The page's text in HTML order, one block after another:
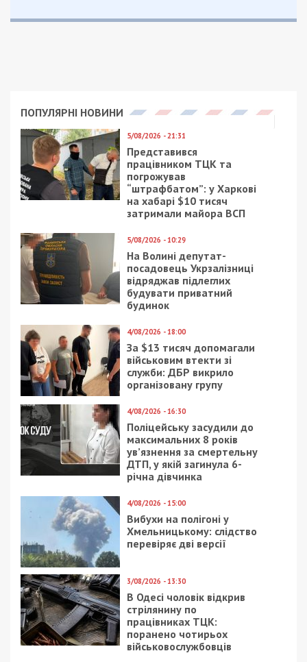
ПОПУЛЯРНІ НОВИНИ
5/08/2026 - 21:31
Представився
працівником ТЦК та
погрожував
“штрафбатом”: у Харкові
на хабарі $10 тисяч
затримали майора ВСП
5/08/2026 - 10:29
На Волині депутат-
посадовець Укрзалізниці
відряджав підлеглих
будувати приватний
будинок
4/08/2026 - 18:00
За $13 тисяч допомагали
військовим втекти зі
служби: ДБР викрило
організовану групу
4/08/2026 - 16:30
Поліцейську засудили до
максимальних 8 років
ув’язнення за смертельну
ДТП, у якій загинула 6-
річна дівчинка
4/08/2026 - 15:00
Вибухи на полігоні у
Хмельницькому: слідство
перевіряє дві версії
3/08/2026 - 13:30
В Одесі чоловік відкрив
стрілянину по
працівниках ТЦК:
поранено чотирьох
військовослужбовців